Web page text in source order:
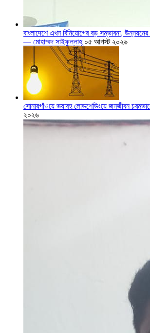
বাংলাদেশে এখন বিনিয়োগের বড় সম্ভাবনা, উন্নয়নের
— মোহাম্মদ সাইফুল্লাহ্ ০৫ আগস্ট ২০২৬
সোনারগাঁওয়ে ভয়াবহ লোডশেডিংয়ে জনজীবন
২০২৬